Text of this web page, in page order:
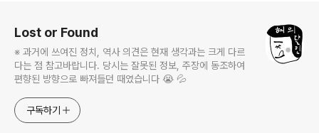
Lost or Found
※ 과거에 쓰여진 정치, 역사 의견은 현재 생각과는 크게 다르
다는 점 참고바랍니다. 당시는 잘못된 정보, 주장에 동조하여
편향된 방향으로 빠져들던 때였습니다 😭 💦
구독하기